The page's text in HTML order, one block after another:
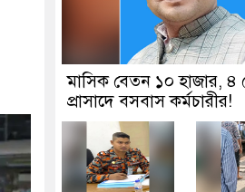
মাসিক বেতন ১০ হাজার, ৪
প্রাসাদে বসবাস কর্মচারীর!